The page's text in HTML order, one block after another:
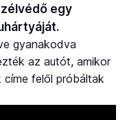
egy
gyanakodva
az autót, amikor
címe felől próbáltak